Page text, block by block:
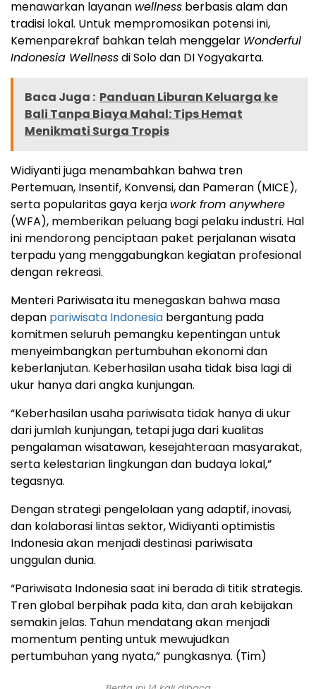
menawarkan layanan wellness berbasis alam dan
tradisi lokal. Untuk mempromosikan potensi ini,
Kemenparekraf bahkan telah menggelar Wonderful
Indonesia Wellnessdi Solo dan DI Yogyakarta.
Baca Juga : Panduan Liburan Keluarga ke
Bali Tanpa Biaya Mahal: Tips Hemat
Menikmati Surga Tropis
Widiyanti juga menambahkan bahwa tren
Pertemuan, Insentif, Konvensi, dan Pameran (MICE),
serta popularitas gaya kerja work from anywhere
(WFA), memberikan peluang bagi pelaku industri. Hal
ini mendorong penciptaan paket perjalanan wisata
terpadu yang menggabungkan kegiatan profesional
dengan rekreasi.
Menteri Pariwisata itu menegaskan bahwa masa
depan pariwisata Indonesia bergantung pada
komitmen seluruh pemangku kepentingan untuk
menyeimbangkan pertumbuhan ekonomi dan
keberlanjutan. Keberhasilan usaha tidak bisa lagi di
ukur hanya dari angka kunjungan.
“Keberhasilan usaha pariwisata tidak hanya di ukur
dari jumlah kunjungan, tetapi juga dari kualitas
pengalaman wisatawan, kesejahteraan masyarakat,
serta kelestarian lingkungan dan budaya lokal,”
tegasnya.
Dengan strategi pengelolaan yang adaptif, inovasi,
dan kolaborasi lintas sektor, Widiyanti optimistis
Indonesia akan menjadi destinasi pariwisata
unggulan dunia.
“Pariwisata Indonesia saat ini berada di titik strategis.
Tren global berpihak pada kita, dan arah kebijakan
semakin jelas. Tahun mendatang akan menjadi
momentum penting untuk mewujudkan
pertumbuhan yang nyata,” pungkasnya. (Tim)